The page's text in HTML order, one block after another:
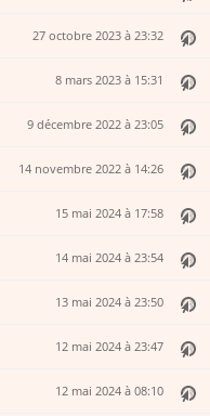
27 octobre 2023 à 23:32
8 mars 2023 à 15:31
9 décembre 2022 à 23:05
14 novembre 2022 à 14:26
15 mai 2024 à 17:58
14 mai 2024 à 23:54
13 mai 2024 à 23:50
12 mai 2024 à 23:47
12 mai 2024 à 08:10